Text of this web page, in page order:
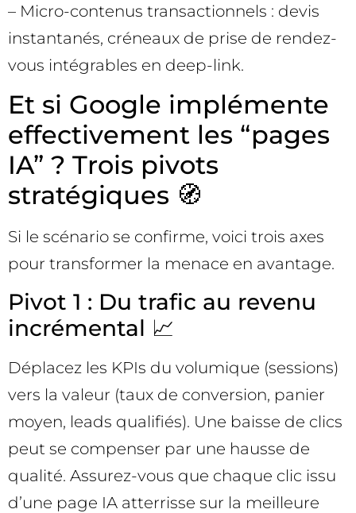
– Micro-contenus transactionnels : devis
instantanés, créneaux de prise de rendez-
vous intégrables en deep-link.
Et si Google implémente
effectivement les “pages
IA” ? Trois pivots
stratégiques 🧭
Si le scénario se confirme, voici trois axes
pour transformer la menace en avantage.
Pivot 1 : Du trafic au revenu
incrémental 📈
Déplacez les KPIs du volumique (sessions)
vers la valeur (taux de conversion, panier
moyen, leads qualifiés). Une baisse de clics
peut se compenser par une hausse de
qualité. Assurez-vous que chaque clic issu
d’une page IA atterrisse sur la meilleure